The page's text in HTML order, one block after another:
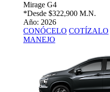
Mirage G4
*Desde $322,900 M.N.
Año: 2026
CONÓCELO COTÍZALO
MANEJO